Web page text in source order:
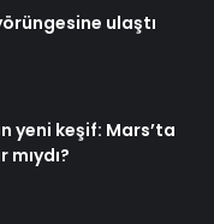
ulaştı
yeni keşif: Mars’ta